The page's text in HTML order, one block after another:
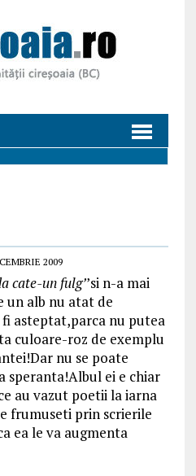
2009
cate-un fulg’’si n-a mai
alb nu atat de
asteptat,parca nu putea
culoare-roz de exemplu
nu se poate
speranta!Albul ei e chiar
au vazut poetii la iarna
frumuseti prin scrierile
ea le va augmenta